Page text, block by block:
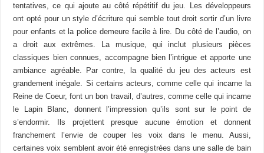
tentatives, ce qui ajoute au côté répétitif du jeu. Les développeurs
ont opté pour un style d’écriture qui semble tout droit sortir d’un livre
pour enfants et la police demeure facile à lire. Du côté de l’audio, on
a droit aux extrêmes. La musique, qui inclut plusieurs pièces
classiques bien connues, accompagne bien l’intrigue et apporte une
ambiance agréable. Par contre, la qualité du jeu des acteurs est
grandement inégale. Si certains acteurs, comme celle qui incarne la
Reine de Coeur, font un bon travail, d’autres, comme celle qui incarne
le Lapin Blanc, donnent l’impression qu’ils sont sur le point de
s’endormir. Ils projettent presque aucune émotion et donnent
franchement l’envie de couper les voix dans le menu. Aussi,
certaines voix semblent avoir été enregistrées dans une salle de bain